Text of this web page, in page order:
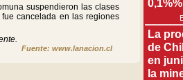
suspendieron las clases
cancelada en las regiones
Fuente: www.lanacion.cl
0,1%%
La
de
en
la